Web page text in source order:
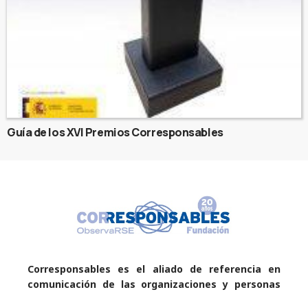
Guía de los XVI Premios Corresponsables
Corresponsables es el aliado de referencia en
comunicación de las organizaciones y personas